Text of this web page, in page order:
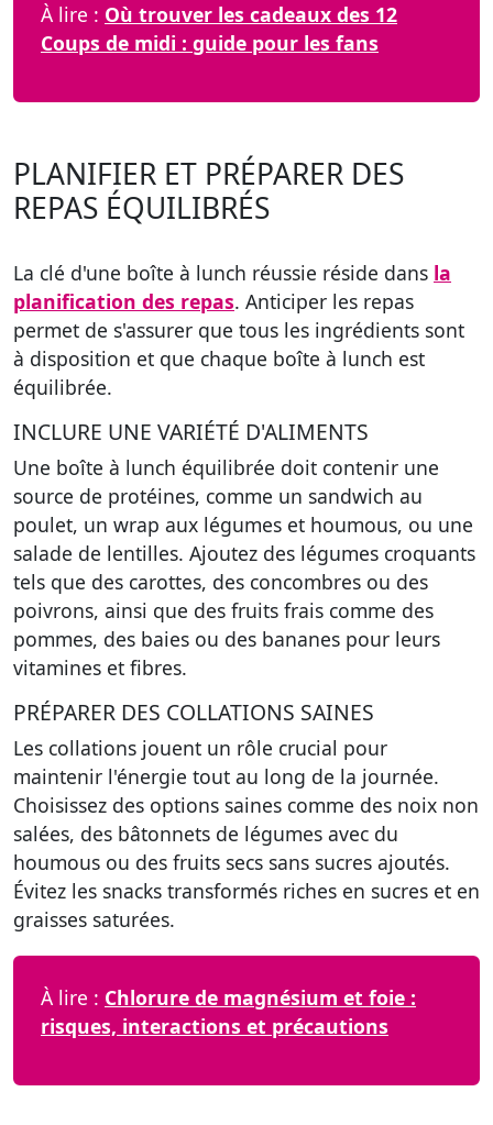
À lire : Où trouver les cadeaux des 12
Coups de midi : guide pour les fans
PLANIFIER ET PRÉPARER DES
REPAS ÉQUILIBRÉS
La clé d'une boîte à lunch réussie réside dans la
planification des repas. Anticiper les repas
permet de s'assurer que tous les ingrédients sont
à disposition et que chaque boîte à lunch est
équilibrée.
INCLURE UNE VARIÉTÉ D'ALIMENTS
Une boîte à lunch équilibrée doit contenir une
source de protéines, comme un sandwich au
poulet, un wrap aux légumes et houmous, ou une
salade de lentilles. Ajoutez des légumes croquants
tels que des carottes, des concombres ou des
poivrons, ainsi que des fruits frais comme des
pommes, des baies ou des bananes pour leurs
vitamines et fibres.
PRÉPARER DES COLLATIONS SAINES
Les collations jouent un rôle crucial pour
maintenir l'énergie tout au long de la journée.
Choisissez des options saines comme des noix non
salées, des bâtonnets de légumes avec du
houmous ou des fruits secs sans sucres ajoutés.
Évitez les snacks transformés riches en sucres et en
graisses saturées.
À lire : Chlorure de magnésium et foie :
risques, interactions et précautions